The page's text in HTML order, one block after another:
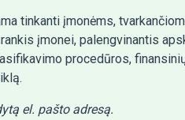
tinkanti įmonėms,
įmonei, palengvinantis
procedūros,
el. pašto adresą.